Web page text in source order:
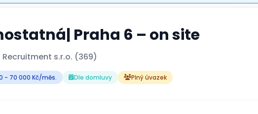
Praha 6 – on site
s.r.o. (369)
- 70 000 Kč/měs. Dle domluvy Plný úvazek